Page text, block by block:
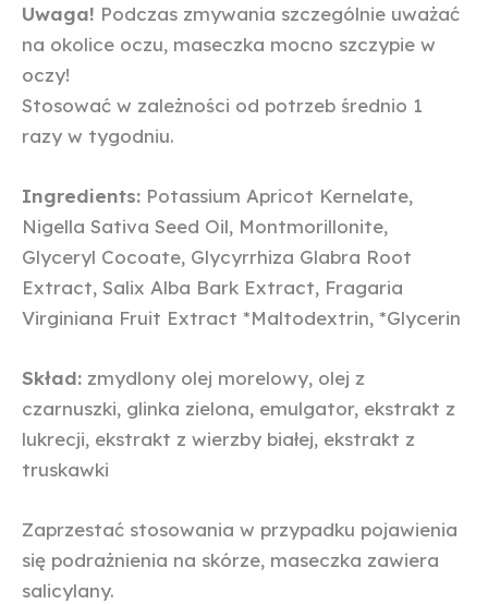
Uwaga! Podczas zmywania szczególnie uważać
na okolice oczu, maseczka mocno szczypie w
oczy!
Stosować w zależności od potrzeb średnio 1
razy w tygodniu.
Ingredients: Potassium Apricot Kernelate,
Nigella Sativa Seed Oil, Montmorillonite,
Glyceryl Cocoate, Glycyrrhiza Glabra Root
Extract, Salix Alba Bark Extract, Fragaria
Virginiana Fruit Extract *Maltodextrin, *Glycerin
Skład: zmydlony olej morelowy, olej z
czarnuszki, glinka zielona, emulgator, ekstrakt z
lukrecji, ekstrakt z wierzby białej, ekstrakt z
truskawki
Zaprzestać stosowania w przypadku pojawienia
się podrażnienia na skórze, maseczka zawiera
salicylany.